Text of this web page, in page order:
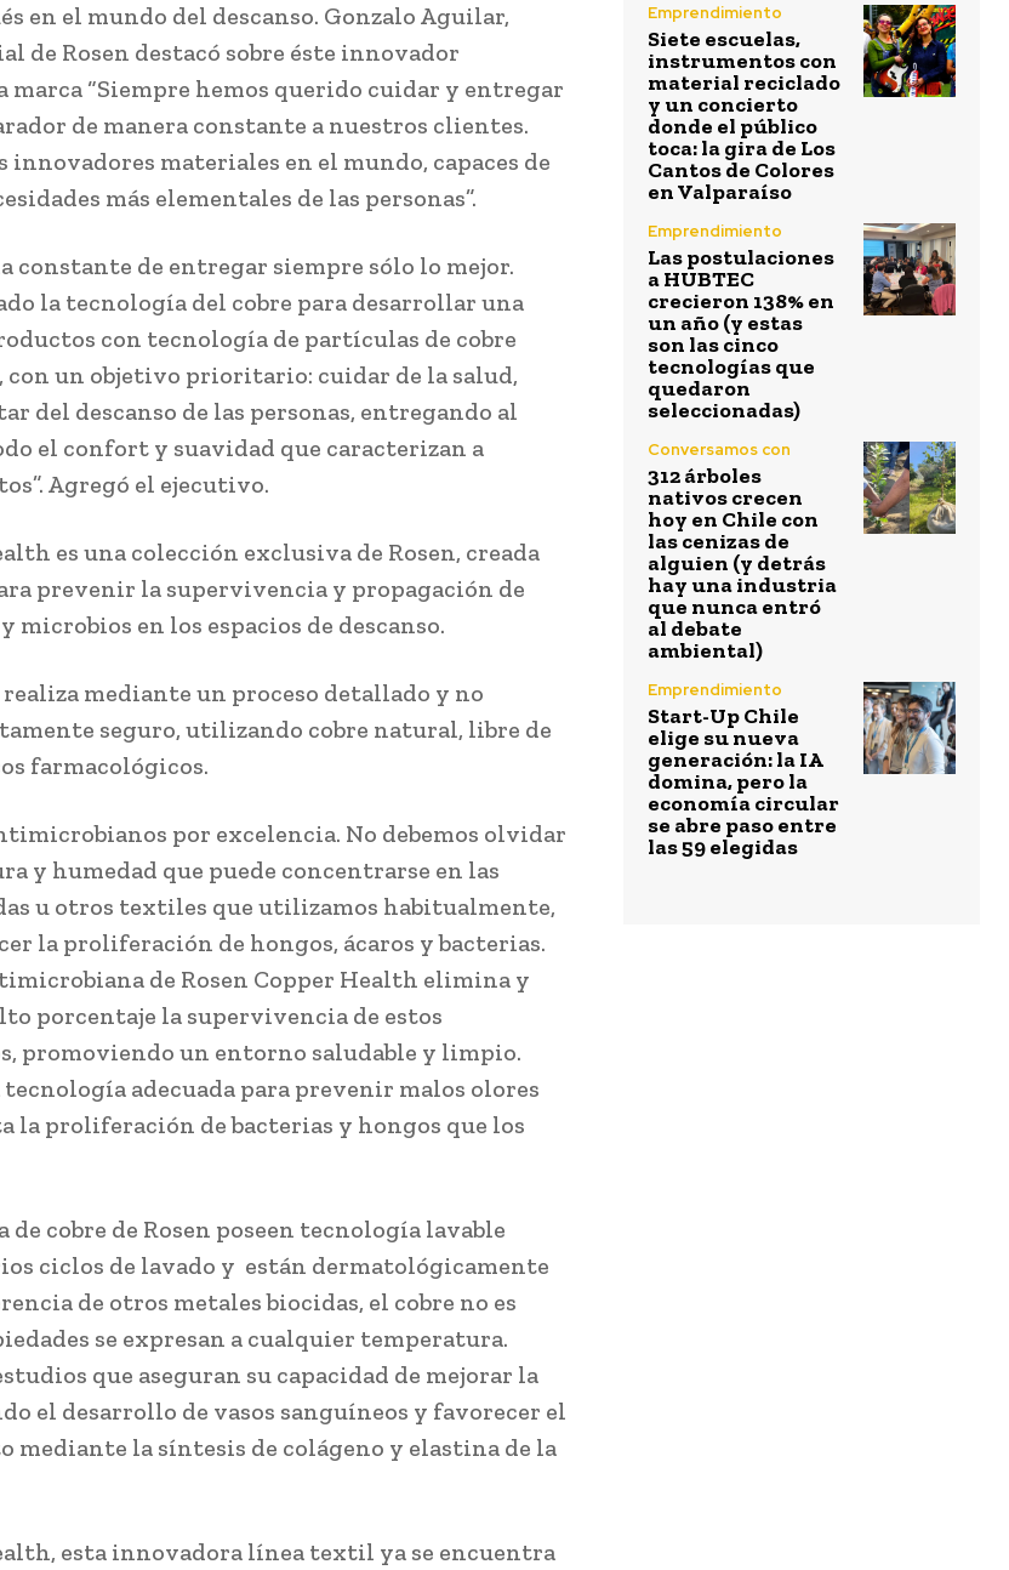
en el mundo del descanso. Gonzalo Aguilar,
de Rosen destacó sobre éste innovador
marca “Siempre hemos querido cuidar y entregar
de manera constante a nuestros clientes.
innovadores materiales en el mundo, capaces de
más elementales de las personas”.
constante de entregar siempre sólo lo mejor.
la tecnología del cobre para desarrollar una
con tecnología de partículas de cobre
un objetivo prioritario: cuidar de la salud,
del descanso de las personas, entregando al
el confort y suavidad que caracterizan a
Agregó el ejecutivo.
es una colección exclusiva de Rosen, creada
prevenir la supervivencia y propagación de
microbios en los espacios de descanso.
mediante un proceso detallado y no
seguro, utilizando cobre natural, libre de
farmacológicos.
por excelencia. No debemos olvidar
y humedad que puede concentrarse en las
u otros textiles que utilizamos habitualmente,
la proliferación de hongos, ácaros y bacterias.
de Rosen Copper Health elimina y
porcentaje la supervivencia de estos
promoviendo un entorno saludable y limpio.
tecnología adecuada para prevenir malos olores
la proliferación de bacterias y hongos que los
de cobre de Rosen poseen tecnología lavable
ciclos de lavado y están dermatológicamente
de otros metales biocidas, el cobre no es
se expresan a cualquier temperatura.
que aseguran su capacidad de mejorar la
el desarrollo de vasos sanguíneos y favorecer el
mediante la síntesis de colágeno y elastina de la
esta innovadora línea textil ya se encuentra
Emprendimiento
Siete escuelas,
instrumentos con
material reciclado
y un concierto
donde el público
toca: la gira de Los
Cantos de Colores
en Valparaíso
Emprendimiento
Las postulaciones
a HUBTEC
crecieron 138% en
un año (y estas
son las cinco
tecnologías que
quedaron
seleccionadas)
Conversamos con
312 árboles
nativos crecen
hoy en Chile con
las cenizas de
alguien (y detrás
hay una industria
que nunca entró
al debate
ambiental)
Emprendimiento
Start-Up Chile
elige su nueva
generación: la IA
domina, pero la
economía circular
se abre paso entre
las 59 elegidas